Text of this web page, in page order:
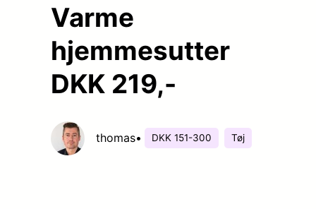
Varme
hjemmesutter
DKK 219,-
thomas• DKK 151-300 Tøj